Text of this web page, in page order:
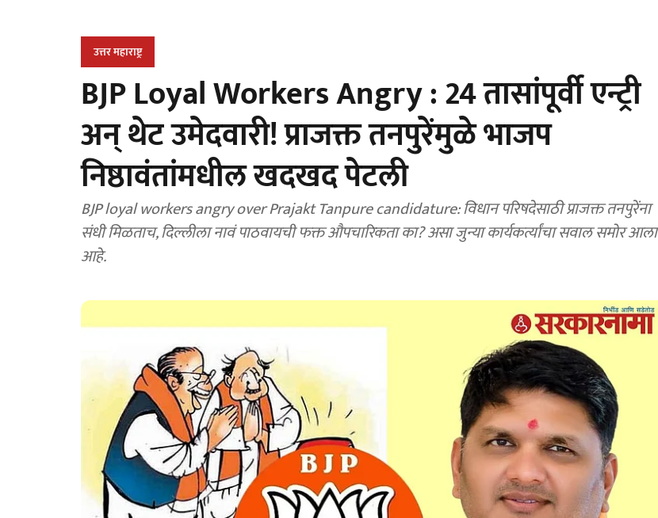
उत्तर महाराष्ट्र
BJP Loyal Workers Angry : 24 तासांपूर्वी एन्ट्री
अन् थेट उमेदवारी! प्राजक्त तनपुरेंमुळे भाजप
निष्ठावंतांमधील खदखद पेटली
BJP loyal workers angry over Prajakt Tanpure candidature: विधान परिषदेसाठी प्राजक्त तनपुरेंना
संधी मिळताच, दिल्लीला नावं पाठवायची फक्त औपचारिकता का? असा जुन्या कार्यकर्त्यांचा सवाल समोर आला
आहे.